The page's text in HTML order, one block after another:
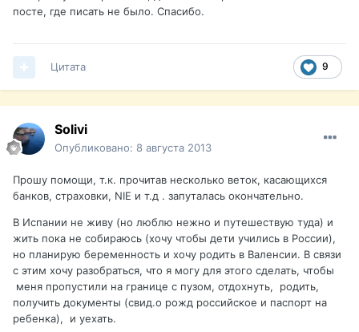
посте, где писать не было. Спасибо.
9
Цитата
Solivi
Опубликовано: 8 августа 2013
Прошу помощи, т.к. прочитав несколько веток, касающихся
банков, страховки, NIE и т.д . запуталась окончательно.
В Испании не живу (но люблю нежно и путешествую туда) и
жить пока не собираюсь (хочу чтобы дети учились в России),
но планирую беременность и хочу родить в Валенсии. В связи
с этим хочу разобраться, что я могу для этого сделать, чтобы
меня пропустили на границе с пузом, отдохнуть, родить,
получить документы (свид.о рожд российское и паспорт на
ребенка), и уехать.